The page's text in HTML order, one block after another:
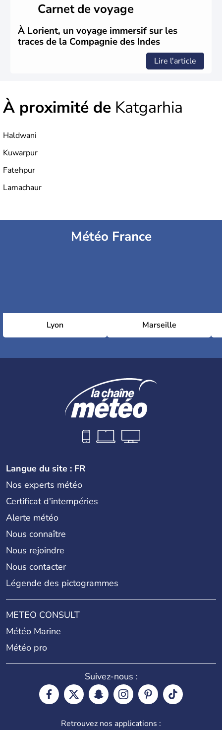
siècle, l'Inde reste sous la domination de l'empire
britannique jusqu'à l'obtention de son indépendance en
1947. Le Taj Mahal, mausolée construit par un empereur
en l'honneur de son épouse, a été édifié dans les années
1640 et est aujourd'hui considéré comme l'une des 7
Carnet de voyage
À Lorient, un voyage immersif sur les
traces de la Compagnie des Indes
Lire l'article
À proximité de Katgarhia
Haldwani
Kuwarpur
Fatehpur
Lamachaur
Météo France
Lyon Marseille
Langue du site : FR
Nos experts météo
Certificat d'intempéries
Alerte météo
Nous connaître
Nous rejoindre
Nous contacter
Légende des pictogrammes
METEO CONSULT
Météo Marine
Météo pro
Suivez-nous :
Retrouvez nos applications :